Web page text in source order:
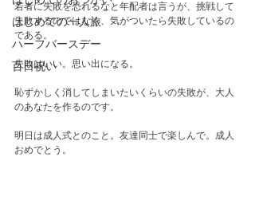
はじめての一人旅
ハーフバースデー
百日祝い
若者に失敗を恐れるなと年配者は言うが、挑戦して
失敗するのではなく、気がついたら失敗しているの
である。
失敗はいい。思い出になる。
恥ずかしく消してしまいたいくらいの失敗が、大人
のあなたを作るのです。
明日は成人式とのこと。友達同士で楽しんで。成人
おめでとう。